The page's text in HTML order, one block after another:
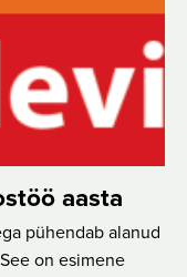
aasta
pühendab alanud
on esimene